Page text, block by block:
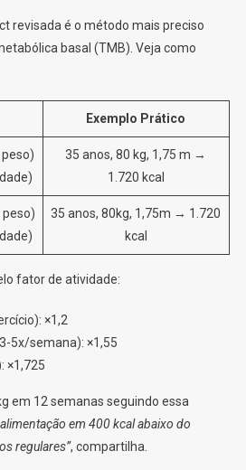
revisada é o método mais preciso
basal (TMB). Veja como
Exemplo Prático
peso)
35 anos, 80 kg, 1,75 m →
1.720 kcal
peso)
35 anos, 80kg, 1,75m → 1.720
kcal
fator de atividade:
×1,2
5x/semana): ×1,55
×1,725
em 12 semanas seguindo essa
em 400 kcal abaixo do
regulares”, compartilha.